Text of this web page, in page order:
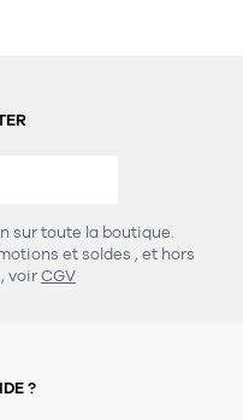
sur toute la boutique.
et soldes , et hors
voirCGV
?